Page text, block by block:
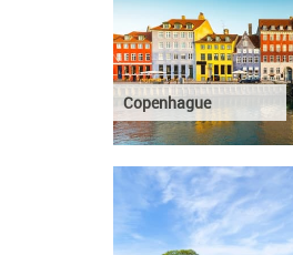
Copenhague